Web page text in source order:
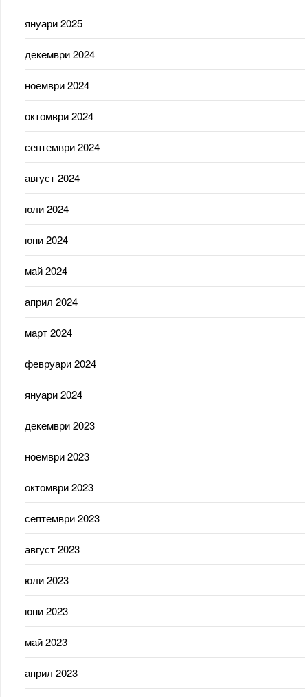
януари 2025
декември 2024
ноември 2024
октомври 2024
септември 2024
август 2024
юли 2024
юни 2024
май 2024
април 2024
март 2024
февруари 2024
януари 2024
декември 2023
ноември 2023
октомври 2023
септември 2023
август 2023
юли 2023
юни 2023
май 2023
април 2023